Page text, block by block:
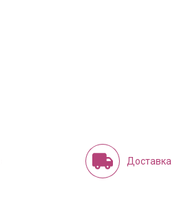
Доставка